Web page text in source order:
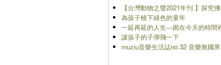
【台灣動物之聲2021年刊 】探究
為孩子植下綠色的童年
一延再延的人生―困在今天的時間
讓孩子的子彈飛一下
muziu音樂生活誌no.32 音樂無國